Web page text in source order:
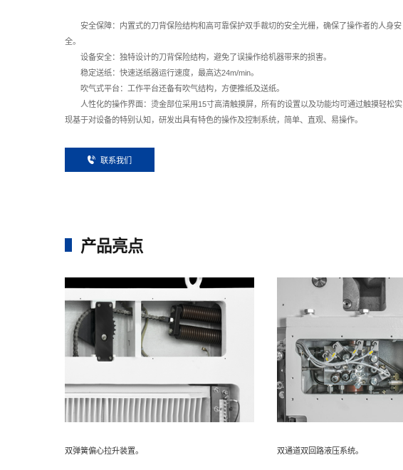
安全保障：内置式的刀背保险结构和高可靠保护双手裁切的安全光栅，确保了操作者的人身安
全。
设备安全：独特设计的刀背保险结构，避免了误操作给机器带来的损害。
稳定送纸：快速送纸器运行速度，最高达24m/min。
吹气式平台：工作平台还备有吹气结构，方便推纸及送纸。
人性化的操作界面：烫金部位采用15寸高清触摸屏，所有的设置以及功能均可通过触摸轻松实
现基于对设备的特别认知，研发出具有特色的操作及控制系统，简单、直观、易操作。
联系我们
产品亮点
双弹簧偏心拉升装置。 双通道双回路液压系统。